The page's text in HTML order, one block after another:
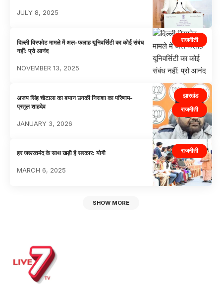
JULY 8, 2025
राजनीती
दिल्ली विस्फोट मामले में अल-फलाह यूनिवर्सिटी का कोई संबंध
नहीं: प्रो आनंद
NOVEMBER 13, 2025
झारखंड
राजनीती
अजय सिंह चौटाला का बयान उनकी निराशा का परिणाम-
प्रतुल शाहदेव
JANUARY 3, 2026
राजनीती
हर जरूरतमंद के साथ खड़ी है सरकार: योगी
MARCH 6, 2025
SHOW MORE